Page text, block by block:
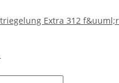
Extra 312